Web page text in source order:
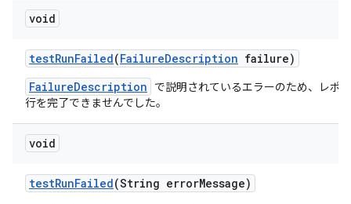
void
testRunFailed(FailureDescription failure)
FailureDescription
で説明されているエラーのため、レポ
行を完了できませんでした。
void
testRunFailed(String errorMessage)